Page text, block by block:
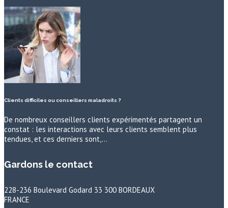
Clients difficiles ou conseillers maladroits ?
De nombreux conseillers clients expérimentés partagent un
constat : les interactions avec leurs clients semblent plus
tendues, et ces derniers sont,…
Gardons le contact
228-236 Boulevard Godard 33 300 BORDEAUX
FRANCE